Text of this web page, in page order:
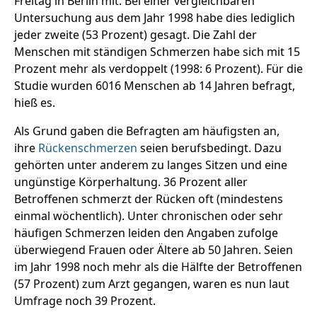
Untersuchung aus dem Jahr 1998 habe dies lediglich
jeder zweite (53 Prozent) gesagt. Die Zahl der
Menschen mit ständigen Schmerzen habe sich mit 15
Prozent mehr als verdoppelt (1998: 6 Prozent). Für die
Studie wurden 6016 Menschen ab 14 Jahren befragt,
hieß es.
Als Grund gaben die Befragten am häufigsten an,
ihre Rückenschmerzen seien berufsbedingt. Dazu
gehörten unter anderem zu langes Sitzen und eine
ungünstige Körperhaltung. 36 Prozent aller
Betroffenen schmerzt der Rücken oft (mindestens
einmal wöchentlich). Unter chronischen oder sehr
häufigen Schmerzen leiden den Angaben zufolge
überwiegend Frauen oder Ältere ab 50 Jahren. Seien
im Jahr 1998 noch mehr als die Hälfte der Betroffenen
(57 Prozent) zum Arzt gegangen, waren es nun laut
Umfrage noch 39 Prozent.